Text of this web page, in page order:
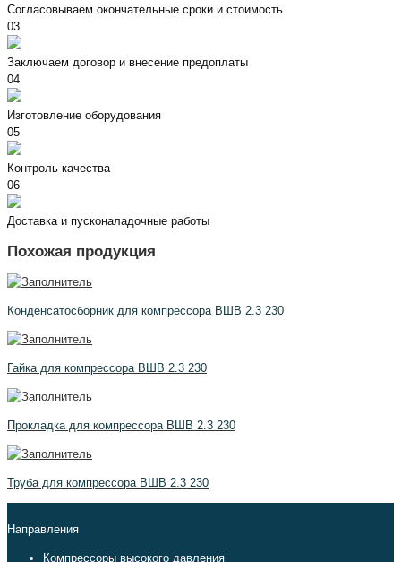
Согласовываем окончательные сроки и стоимость
03
Заключаем договор и внесение предоплаты
04
Изготовление оборудования
05
Контроль качества
06
Доставка и пусконаладочные работы
Похожая продукция
Конденсатосборник для компрессора ВШВ 2.3 230
Гайка для компрессора ВШВ 2.3 230
Прокладка для компрессора ВШВ 2.3 230
Труба для компрессора ВШВ 2.3 230
Направления
Компрессоры высокого давления